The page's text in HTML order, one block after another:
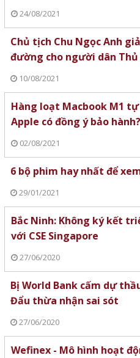
24/08/2021
Chủ tịch Chu Ngọc Anh
đường cho người dân Thủ
10/08/2021
Hàng loạt Macbook M1
Apple có đồng ý bảo hành?
02/08/2021
6 bộ phim hay nhất để
29/01/2021
Bắc Ninh: Không ký kết
với CSE Singapore
27/06/2020
Bị World Bank cấm dự
Đẩu thừa nhận sai sót
27/06/2020
Wefinex - Mô hình hoạt